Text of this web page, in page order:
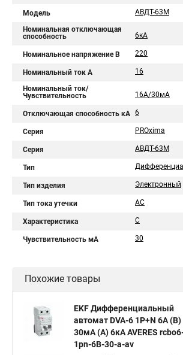
Модель АВДТ-63М
Номинальная отключающая
способность
6кА
Номинальное напряжение В 220
Номинальный ток A 16
Номинальный ток/
Чувствительность
16А/30мА
Отключающая способность кА 6
Серия PROxima
Серия АВДТ-63М
Тип
Тип изделия Электронный
Тип тока утечки AC
Характеристика C
Чувствительность мА 30
Похожие товары
EKF Дифференциальный
автомат DVA-6 1P+N 6А (B)
30мА (A) 6кА AVERES
1pn-6B-30-a-av